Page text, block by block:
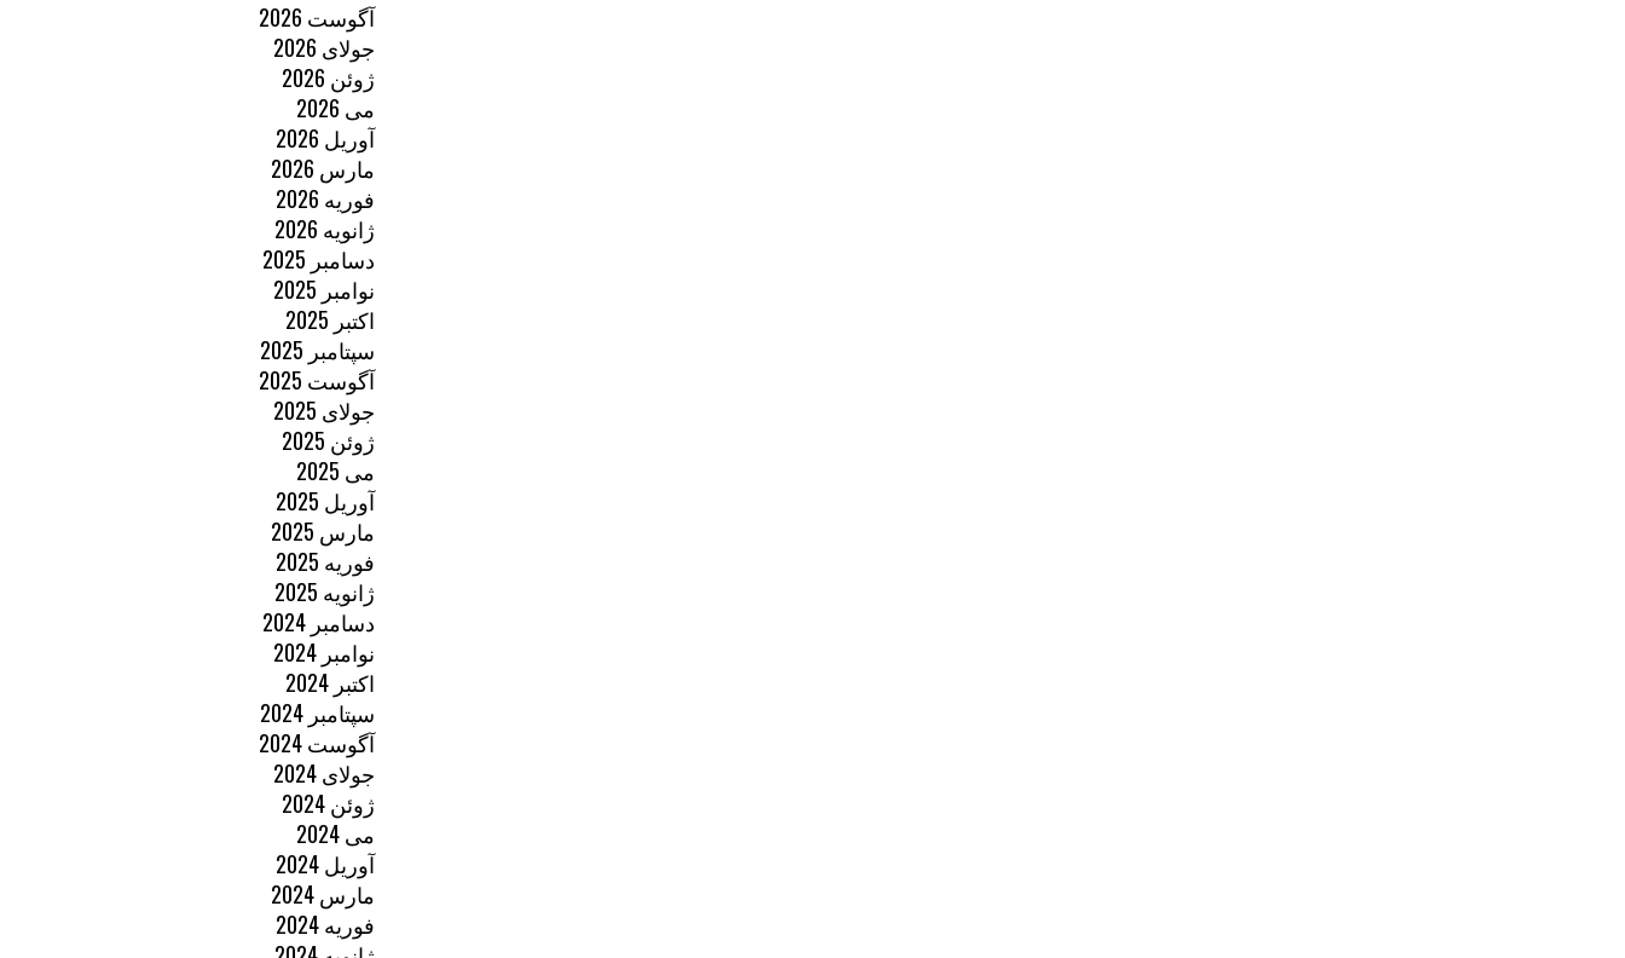
آگوست 2026
جولای 2026
ژوئن 2026
می 2026
آوریل 2026
مارس 2026
فوریه 2026
ژانویه 2026
دسامبر 2025
نوامبر 2025
اکتبر 2025
سپتامبر 2025
آگوست 2025
جولای 2025
ژوئن 2025
می 2025
آوریل 2025
مارس 2025
فوریه 2025
ژانویه 2025
دسامبر 2024
نوامبر 2024
اکتبر 2024
سپتامبر 2024
آگوست 2024
جولای 2024
ژوئن 2024
می 2024
آوریل 2024
مارس 2024
فوریه 2024